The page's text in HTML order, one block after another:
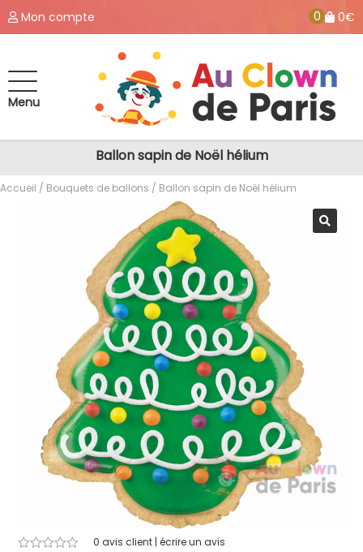
Mon compte 0 0€
Menu
Ballon sapin de Noël hélium
Accueil / Bouquets de ballons / Ballon sapin de Noël hélium
0 avis client | écrire un avis